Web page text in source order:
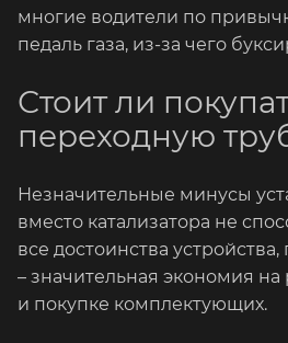
многие водители по
педаль газа, из-за чего
Стоит ли
переходную
Незначительные минусы
вместо катализатора не
все достоинства
– значительная экономия
и покупке комплектующих.